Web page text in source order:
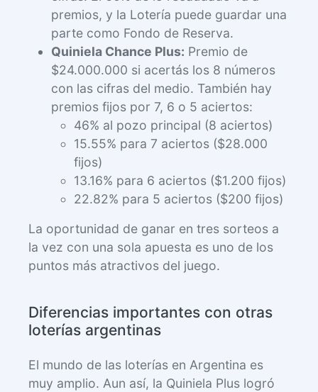
premios, y la Lotería puede guardar una
parte como Fondo de Reserva.
Quiniela Chance Plus: Premio de
$24.000.000 si acertás los 8 números
con las cifras del medio. También hay
premios fijos por 7, 6 o 5 aciertos:
46% al pozo principal (8 aciertos)
15.55% para 7 aciertos ($28.000
fijos)
13.16% para 6 aciertos ($1.200 fijos)
22.82% para 5 aciertos ($200 fijos)
La oportunidad de ganar en tres sorteos a
la vez con una sola apuesta es uno de los
puntos más atractivos del juego.
Diferencias importantes con otras
loterías argentinas
El mundo de las loterías en Argentina es
muy amplio. Aun así, la Quiniela Plus logró